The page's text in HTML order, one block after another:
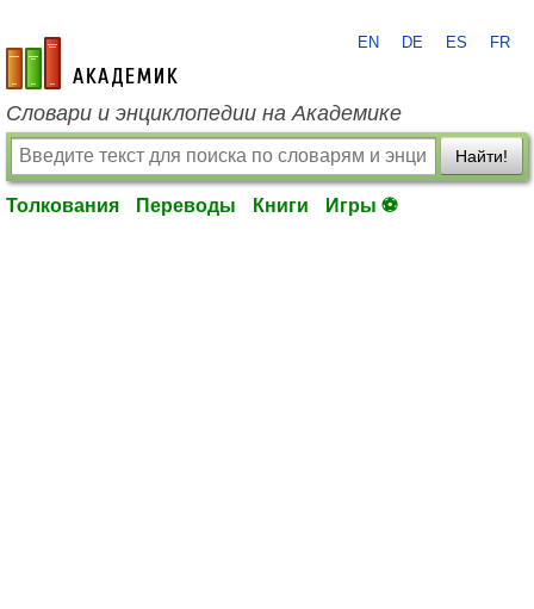
academic.ru
EN DE ES FR
Словари и энциклопедии на Академике
Найти!
Толкования Переводы Книги Игры ⚽